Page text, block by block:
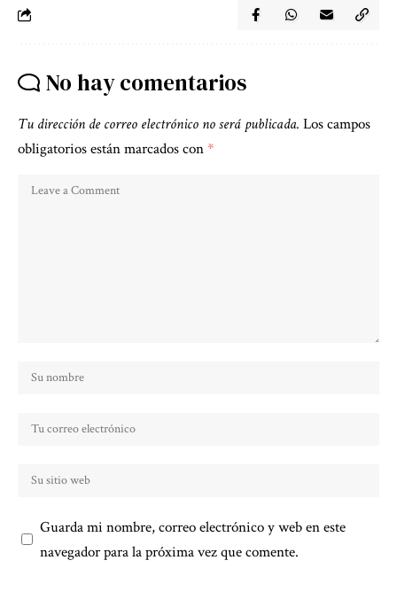
No hay comentarios
Tu dirección de correo electrónico no será publicada. Los campos
obligatorios están marcados con*
Guarda mi nombre, correo electrónico y web en este
navegador para la próxima vez que comente.